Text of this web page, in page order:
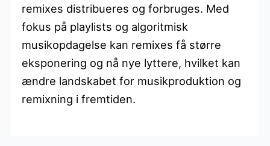
remixes distribueres og forbruges. Med
fokus på playlists og algoritmisk
musikopdagelse kan remixes få større
eksponering og nå nye lyttere, hvilket kan
ændre landskabet for musikproduktion og
remixning i fremtiden.